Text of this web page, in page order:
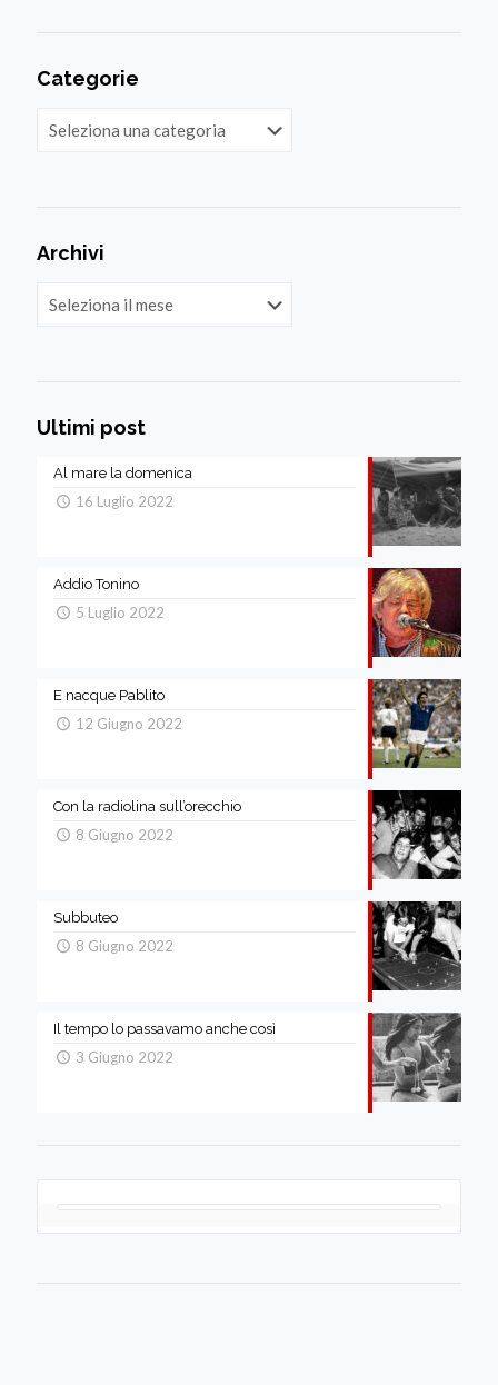
Categorie
Archivi
Ultimi post
Al mare la domenica
16 Luglio 2022
Addio Tonino
5 Luglio 2022
E nacque Pablito
12 Giugno 2022
Con la radiolina sull’orecchio
8 Giugno 2022
Subbuteo
8 Giugno 2022
Il tempo lo passavamo anche così
3 Giugno 2022